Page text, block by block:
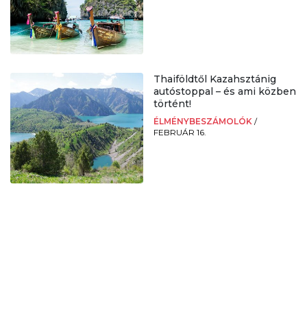
Thaiföldtől Kazahsztánig
autóstoppal – és ami közben
történt!
ÉLMÉNYBESZÁMOLÓK /
FEBRUÁR 16.